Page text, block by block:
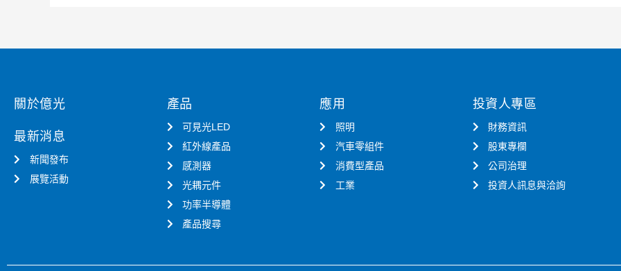
關於億光
最新消息
新聞發布
展覽活動
產品
可見光LED
紅外線產品
感測器
光耦元件
功率半導體
產品搜尋
應用
照明
汽車零組件
消費型產品
工業
投資人專區
財務資訊
股東專欄
公司治理
投資人訊息與洽詢